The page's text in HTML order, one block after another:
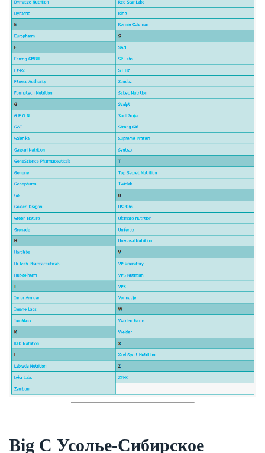
Big C Усолье-Сибирское